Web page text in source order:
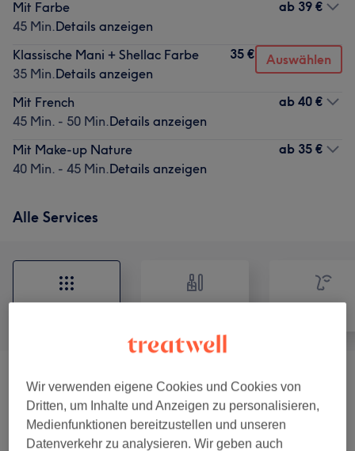
Mit Farbe
45 Min.Details anzeigen
ab 39 €
Klassische Mani + Shellac Farbe
35 Min.Details anzeigen
35 € Auswählen
Mit French
45 Min. - 50 Min.Details anzeigen
ab 40 €
Mit Make-up Nature
40 Min. - 45 Min.Details anzeigen
ab 35 €
Alle Services
Nail/Nail Art (Gel/Acryl) (5) ab 35 €
Maniküre Pflege (7 ab 15 €
Wir verwenden eigene Cookies und Cookies von
Dritten, um Inhalte und Anzeigen zu personalisieren,
Medienfunktionen bereitzustellen und unseren
Datenverkehr zu analysieren. Wir geben auch